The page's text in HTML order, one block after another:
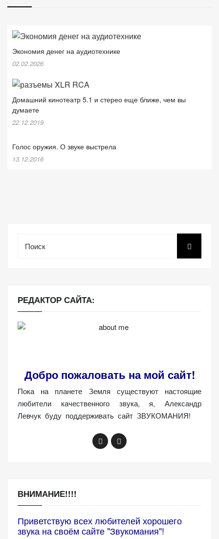
Экономия денег на аудиотехнике
02.02.2026
Домашний кинотеатр 5.1 и стерео еще ближе, чем вы
думаете
22.12.2019
Голос оружия. О звуке выстрела
13.12.2016
РЕДАКТОР САЙТА:
Добро пожаловать на мой сайт!
Пока на планете Земля существуют настоящие
любители качественного звука, я, Александр
Левчук буду поддерживать сайт ЗВУКОМАНИЯ!
ВНИМАНИЕ!!!!
Приветствую всех любителей хорошего
звука на своём сайте "Звукомания"!